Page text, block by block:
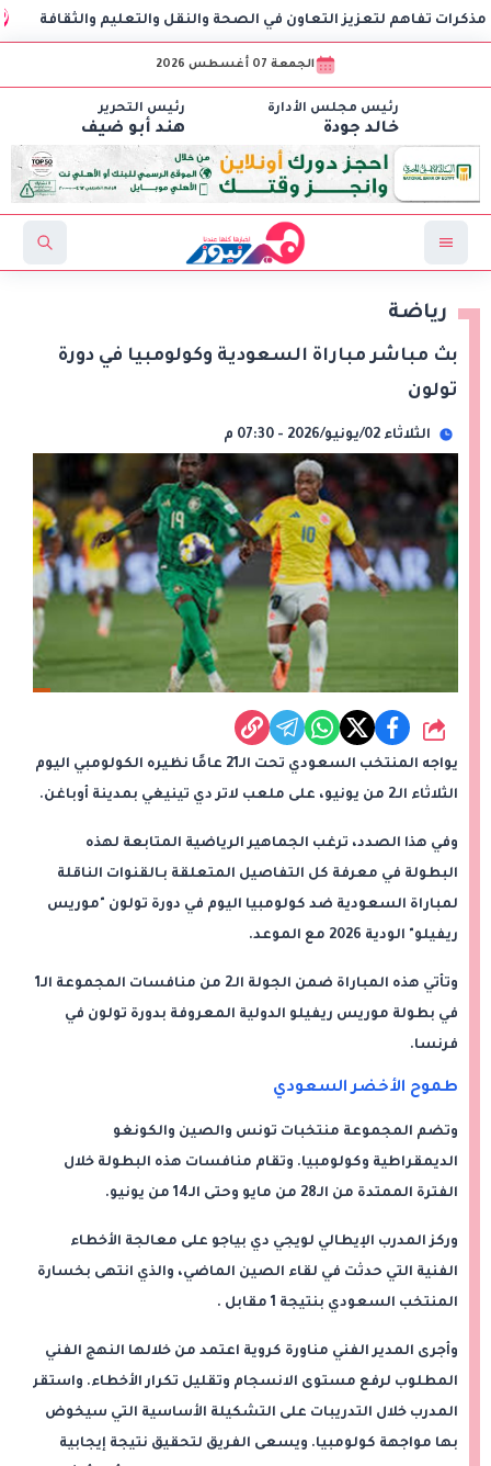
لتعزيز التعاون في الصحة والنقل والتعليم والثقافة
الجمعة 07 أغسطس 2026
رئيس مجلس الأدارة
خالد جودة
رئيس التحرير
هند أبو ضيف
رياضة
بث مباشر مباراة السعودية وكولومبيا في دورة
تولون
الثلاثاء 02/يونيو/2026 - 07:30 م
شارك
يواجه المنتخب السعودي تحت الـ21 عامًا نظيره الكولومبي اليوم
الثلاثاء الـ2 من يونيو، على ملعب لاتر دي تينيغي بمدينة أوباغن.
وفي هذا الصدد، ترغب الجماهير الرياضية المتابعة لهذه
البطولة في معرفة كل التفاصيل المتعلقة بـالقنوات الناقلة
لمباراة السعودية ضد كولومبيا اليوم في دورة تولون "موريس
ريفيلو" الودية 2026 مع الموعد.
وتأتي هذه المباراة ضمن الجولة الـ2 من منافسات المجموعة الـ1
في بطولة موريس ريفيلو الدولية المعروفة بدورة تولون في
فرنسا.
طموح الأخضر السعودي
وتضم المجموعة منتخبات تونس والصين والكونغو
الديمقراطية وكولومبيا. وتقام منافسات هذه البطولة خلال
الفترة الممتدة من الـ28 من مايو وحتى الـ14 من يونيو.
وركز المدرب الإيطالي لويجي دي بياجو على معالجة الأخطاء
الفنية التي حدثت في لقاء الصين الماضي، والذي انتهى بخسارة
المنتخب السعودي بنتيجة 1 مقابل .
وأجرى المدير الفني مناورة كروية اعتمد من خلالها النهج الفني
المطلوب لرفع مستوى الانسجام وتقليل تكرار الأخطاء. واستقر
المدرب خلال التدريبات على التشكيلة الأساسية التي سيخوض
بها مواجهة كولومبيا. ويسعى الفريق لتحقيق نتيجة إيجابية